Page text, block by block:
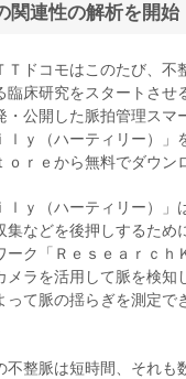
関連性の解析を開始
Ｔドコモはこのたび、不
臨床研究をスタートさせ
・公開した脈拍管理スマ
ｌｙ（ハーティリー）」
ｒｅから無料でダウン
ｌｙ（ハーティリー）
集などを後押しするため
ーク「Ｒｅｓｅａｒｃｈ
メラを活用して脈を検知
って脈の揺らぎを測定で
不整脈は短時間、それも